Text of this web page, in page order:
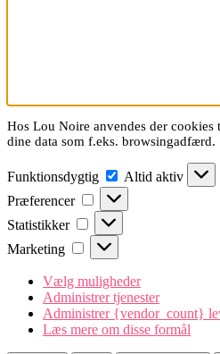
Hos Lou Noire anvendes der
dine data som f.eks.
Funktionsdygtig Funktionsdygtig
Altid aktiv
Præferencer
Præferencer
Statistikker Statistikker
Marketing Marketing
Vælg muligheder
Administrer tjenester
Administrer {vendor_count}
Læs mere om disse formål